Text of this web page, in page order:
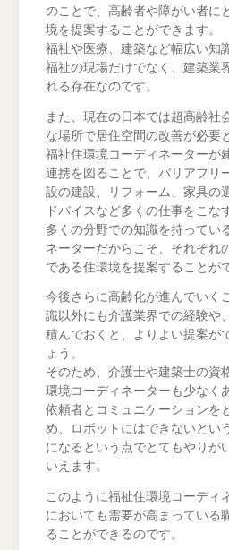
のことで、高齢者や障がい者に
境を提案することができます。
福祉や医療、建築など幅広い知
福祉の現場だけでなく、建築業
れる存在なのです。
また、現在の日本では超高齢社
な場所で居住空間の改善が必要
福祉住環境コーディネーターが
連携を図ることで、バリアフリ
設の建設、リフォーム、家具の
ドバイスなど多くの仕事をこな
多くの分野での知識を持ってい
ネーターだからこそ、それぞれ
である住環境を提案することが
今後さらに高齢化が進んでいく
識以外にも介護業界での経験や
積んでおくと、よりよい提案が
ょう。
そのため、介護士や建築士の資
環境コーディネーターも少なく
依頼者とコミュニケーションを
め、ロボットにはできないとい
になるという点でとてもやりが
いえます。
このように福祉住環境コーディ
においても需要が高まっている
ることができるのです。